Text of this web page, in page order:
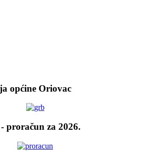
općine Oriovac
proračun za 2026.